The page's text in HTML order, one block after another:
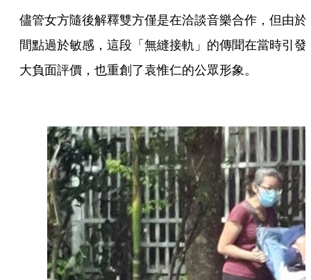
儘管女方隨後解釋雙方僅是在洽談音樂合作，但由於
間點過於敏感，這段「無縫接軌」的傳聞在當時引發
大負面評價，也重創了袁惟仁的公眾形象。